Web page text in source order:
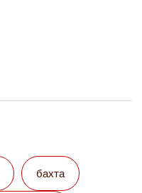
бахта